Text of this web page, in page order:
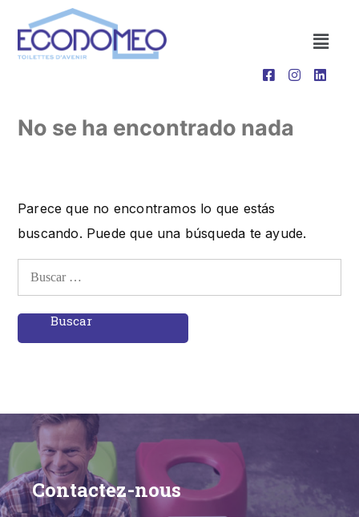
No se ha encontrado nada
Parece que no encontramos lo que estás
buscando. Puede que una búsqueda te ayude.
Contactez-nous